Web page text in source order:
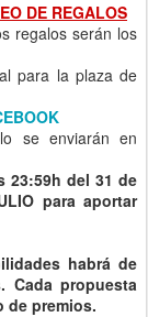
DE REGALOS
regalos serán los
para la plaza de
se enviarán en
23:59h del 31 de
para aportar
habrá de
Cada propuesta
de premios.